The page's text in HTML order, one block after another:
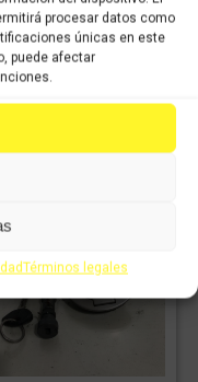
procesar datos como
únicas en este
puede afectar
Términos legales
Comprar